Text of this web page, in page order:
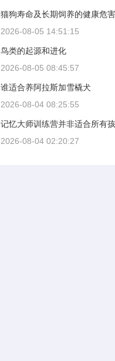
猫狗寿命及长期饲养的健康危害
2026-08-05 14:51:15
鸟类的起源和进化
2026-08-05 08:45:57
谁适合养阿拉斯加雪橇犬
2026-08-04 08:25:55
记忆大师训练营并非适合所有
2026-08-04 02:20:27